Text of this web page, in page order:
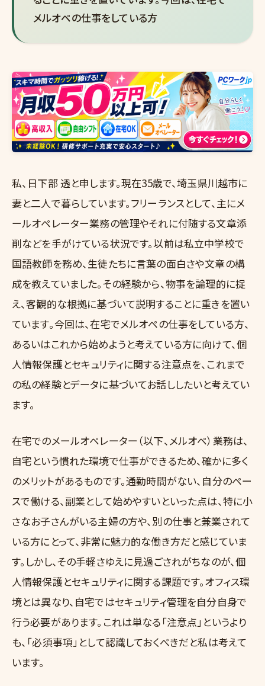
メルオペの仕事をしている方
私、日下部 透と申します。現在35歳で、埼玉県川越市に
妻と二人で暮らしています。フリーランスとして、主にメ
ールオペレーター業務の管理やそれに付随する文章添
削などを手がけている状況です。以前は私立中学校で
国語教師を務め、生徒たちに言葉の面白さや文章の構
成を教えていました。その経験から、物事を論理的に捉
え、客観的な根拠に基づいて説明することに重きを置い
ています。今回は、在宅でメルオペの仕事をしている方、
あるいはこれから始めようと考えている方に向けて、個
人情報保護とセキュリティに関する注意点を、これまで
の私の経験とデータに基づいてお話ししたいと考えてい
ます。
在宅でのメールオペレーター（以下、メルオペ）業務は、
自宅という慣れた環境で仕事ができるため、確かに多く
のメリットがあるものです。通勤時間がない、自分のペー
スで働ける、副業として始めやすいといった点は、特に小
さなお子さんがいる主婦の方や、別の仕事と兼業されて
いる方にとって、非常に魅力的な働き方だと感じていま
す。しかし、その手軽さゆえに見過ごされがちなのが、個
人情報保護とセキュリティに関する課題です。オフィス環
境とは異なり、自宅ではセキュリティ管理を自分自身で
行う必要があります。これは単なる「注意点」というより
も、「必須事項」として認識しておくべきだと私は考えて
います。